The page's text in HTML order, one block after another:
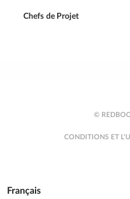
Chefs de Projet
©
CONDITIONS ET
Français